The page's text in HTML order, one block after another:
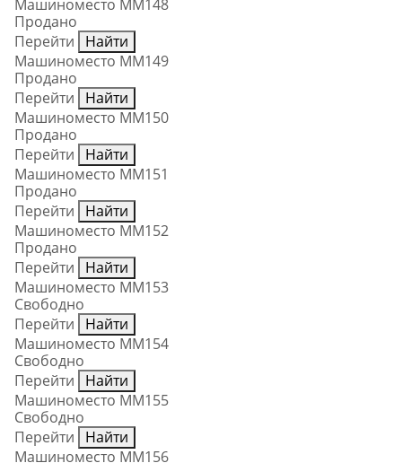
Машиноместо ММ148
Продано
Перейти
Найти
Машиноместо ММ149
Продано
Перейти
Найти
Машиноместо ММ150
Продано
Перейти
Найти
Машиноместо ММ151
Продано
Перейти
Найти
Машиноместо ММ152
Продано
Перейти
Найти
Машиноместо ММ153
Свободно
Перейти
Найти
Машиноместо ММ154
Свободно
Перейти
Найти
Машиноместо ММ155
Свободно
Перейти
Найти
Машиноместо ММ156